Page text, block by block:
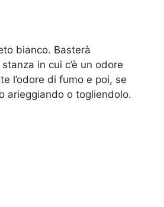
bianco. Basterà
in cui c’è un odore
l’odore di fumo e poi, se
arieggiando o togliendolo.